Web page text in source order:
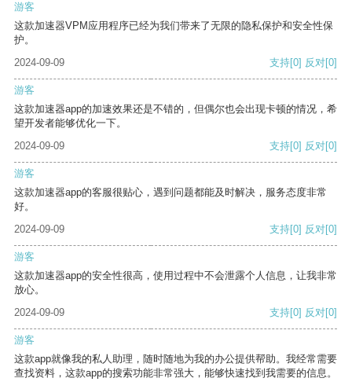
游客
这款加速器VPM应用程序已经为我们带来了无限的隐私保护和安全性保
护。
2024-09-09
支持[0] 反对[0]
游客
这款加速器app的加速效果还是不错的，但偶尔也会出现卡顿的情况，希
望开发者能够优化一下。
2024-09-09
支持[0] 反对[0]
游客
这款加速器app的客服很贴心，遇到问题都能及时解决，服务态度非常
好。
2024-09-09
支持[0] 反对[0]
游客
这款加速器app的安全性很高，使用过程中不会泄露个人信息，让我非常
放心。
2024-09-09
支持[0] 反对[0]
游客
这款app就像我的私人助理，随时随地为我的办公提供帮助。我经常需要
查找资料，这款app的搜索功能非常强大，能够快速找到我需要的信息。